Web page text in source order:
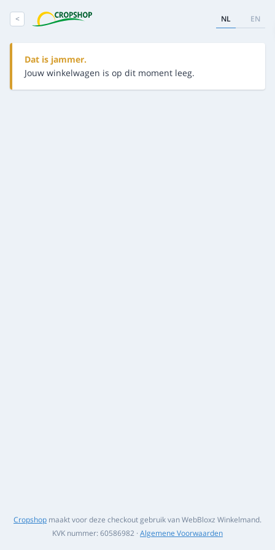
< NL EN
Dat is jammer.
Jouw winkelwagen is op dit moment leeg.
Cropshop maakt voor deze checkout gebruik van WebBloxz Winkelmand.
KVK nummer: 60586982 · Algemene Voorwaarden